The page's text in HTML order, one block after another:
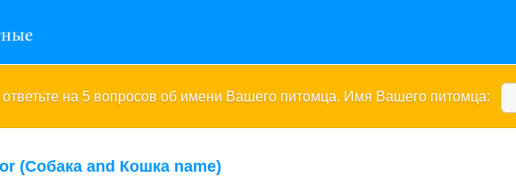
на 5 вопросов об имени Вашего питомца. Имя Вашего питомца:
(Собака and Кошка name)